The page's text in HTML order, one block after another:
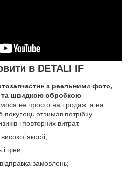
в DETALI IF
з реальними фото,
та швидкою обробкою
не просто на продаж, а на
покупець отримав потрібну
і повторних витрат.
якості;
і ціни;
замовлень;